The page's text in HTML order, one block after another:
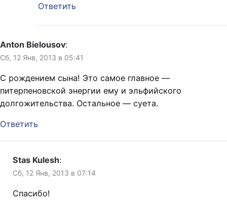
Ответить
Anton Bielousov:
Сб, 12 Янв, 2013 в 05:41
С рождением сына! Это самое главное —
питерпеновской энергии ему и эльфийского
долгожительства. Остальное — суета.
Ответить
Stas Kulesh:
Сб, 12 Янв, 2013 в 07:14
Спасибо!